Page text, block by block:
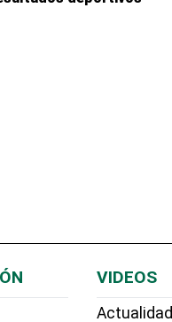
VIDEOS
Actualidad